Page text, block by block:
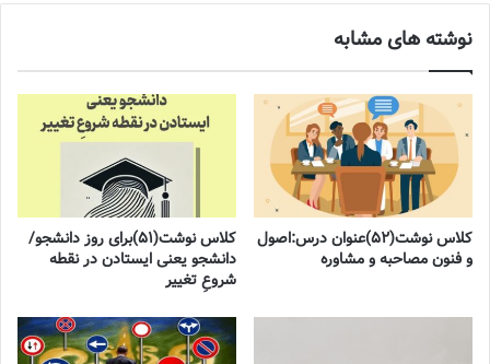
نوشته های مشابه
کلاس نوشت(۵۲)عنوان درس:اصول
و فنون مصاحبه و مشاوره
کلاس نوشت(۵۱)برای روز دانشجو/
دانشجو یعنی ایستادن در نقطه
شروعِ تغییر